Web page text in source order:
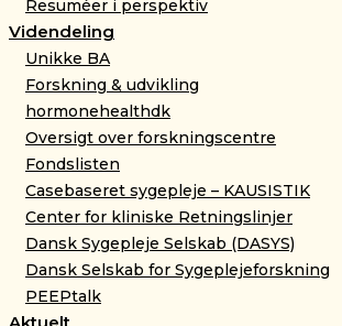
Resuméer i perspektiv
Videndeling
Unikke BA
Forskning & udvikling
hormonehealthdk
Oversigt over forskningscentre
Fondslisten
Casebaseret sygepleje – KAUSISTIK
Center for kliniske Retningslinjer
Dansk Sygepleje Selskab (DASYS)
Dansk Selskab for Sygeplejeforskning
PEEPtalk